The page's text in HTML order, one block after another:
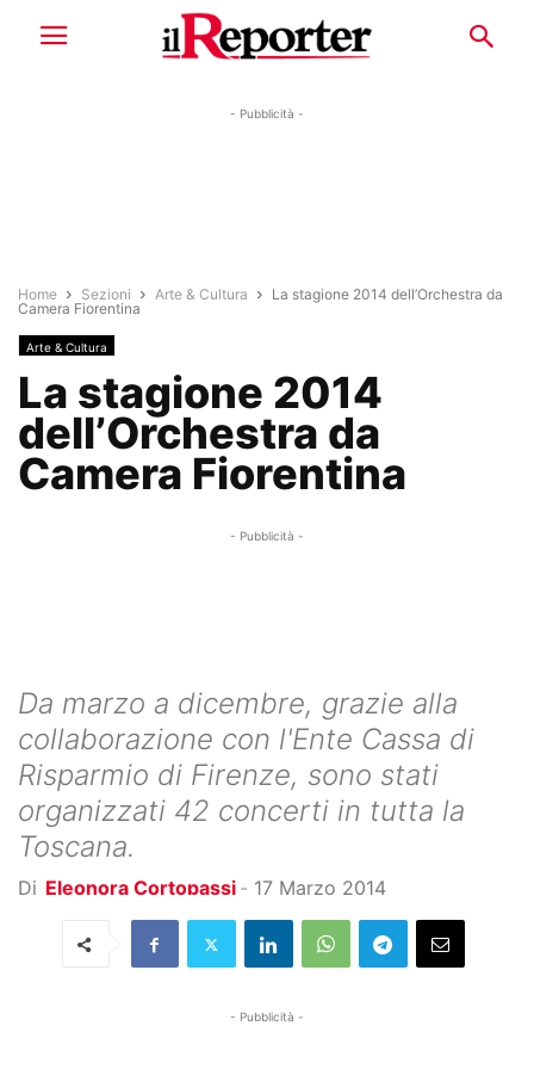
- Pubblicità -
Home Sezioni Arte & Cultura
La stagione 2014 dell’Orchestra da
Camera Fiorentina
Arte & Cultura
La stagione 2014
dell’Orchestra da
Camera Fiorentina
- Pubblicità -
Da marzo a dicembre, grazie alla
collaborazione con l'Ente Cassa di
Risparmio di Firenze, sono stati
organizzati 42 concerti in tutta la
Toscana.
Di Eleonora Cortopassi - 17 Marzo 2014
- Pubblicità -